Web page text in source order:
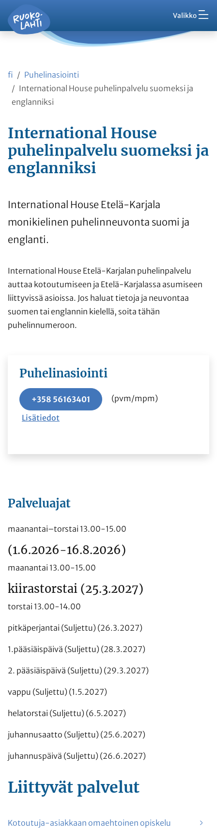
Siirry pääsisältöön Valikko
Ruokolahti - etusivu
Palaute
Asuminen ja ympäristö
Kasvatus ja koulutus
Harrasta ja viihdy
Kunta ja hallinto
Työ ja yrittäminen
Asioi kanssamme
fi
Puhelinasiointi
International House puhelinpalvelu suomeksi ja
englanniksi
International House
puhelinpalvelu suomeksi ja
englanniksi
International House Etelä-Karjala
monikielinen puhelinneuvonta suomi ja
englanti.
International House Etelä-Karjalan puhelinpalvelu
auttaa kotoutumiseen ja Etelä-Karjalassa asumiseen
liittyvissä asioissa. Jos haluat tietoja ja neuvontaa
suomen tai englannin kielellä, soita tähän
puhelinnumeroon.
Puhelinasiointi
+358 56163401 (pvm/mpm)
Lisätiedot
Palveluajat
maanantai–torstai 13.00-15.00
(1.6.2026-16.8.2026)
maanantai 13.00-15.00
kiirastorstai (25.3.2027)
torstai 13.00-14.00
pitkäperjantai (Suljettu) (26.3.2027)
1.pääsiäispäivä (Suljettu) (28.3.2027)
2. pääsiäispäivä (Suljettu) (29.3.2027)
vappu (Suljettu) (1.5.2027)
helatorstai (Suljettu) (6.5.2027)
juhannusaatto (Suljettu) (25.6.2027)
juhannuspäivä (Suljettu) (26.6.2027)
Liittyvät palvelut
Kotoutuja-asiakkaan omaehtoinen opiskelu